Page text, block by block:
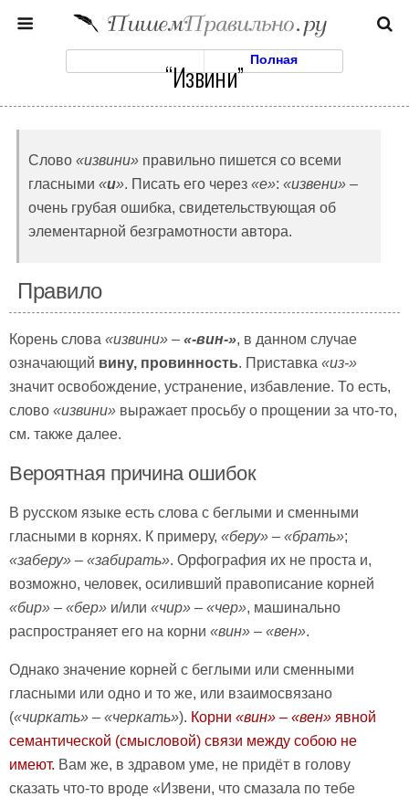
Полная
“Извини”
Слово «извини» правильно пишется со всеми
гласными «и». Писать его через «е»: «извени» –
очень грубая ошибка, свидетельствующая об
элементарной безграмотности автора.
Правило
Корень слова «извини» – «-вин-», в данном случае
означающий вину, провинность. Приставка «из-»
значит освобождение, устранение, избавление. То есть,
слово «извини» выражает просьбу о прощении за что-то,
см. также далее.
Вероятная причина ошибок
В русском языке есть слова с беглыми и сменными
гласными в корнях. К примеру, «беру» – «брать»;
«заберу» – «забирать». Орфография их не проста и,
возможно, человек, осиливший правописание корней
«бир» – «бер» и/или «чир» – «чер», машинально
распространяет его на корни «вин» – «вен».
Однако значение корней с беглыми или сменными
гласными или одно и то же, или взаимосвязано
(«чиркать» – «черкать»). Корни «вин» – «вен» явной
семантической (смысловой) связи между собою не
имеют. Вам же, в здравом уме, не придёт в голову
сказать что-то вроде «Извени, что смазала по тебе